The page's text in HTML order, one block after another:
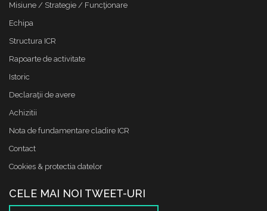
Misiune / Strategie / Funcţionare
Echipa
Structura ICR
Rapoarte de activitate
Istoric
Declaraţii de avere
Achizitii
Nota de fundamentare cladire ICR
Contact
Cookies & protectia datelor
CELE MAI NOI TWEET-URI